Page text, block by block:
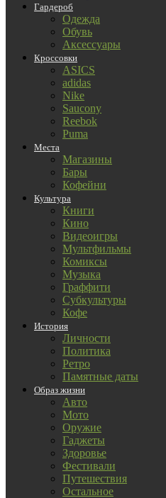
Гардероб
Одежда
Обувь
Аксессуары
Кроссовки
ASICS
adidas
Nike
Saucony
Reebok
Puma
Места
Магазины
Бары
Кофейни
Культура
Книги
Кино
Видеоигры
Мультфильмы
Комиксы
Музыка
Граффити
Субкультуры
Кофе
История
Личности
Политика
Ретро
Памятные даты
Образ жизни
Авто
Мото
Оружие
Гаджеты
Здоровье
Фестивали
Путешествия
Остальное